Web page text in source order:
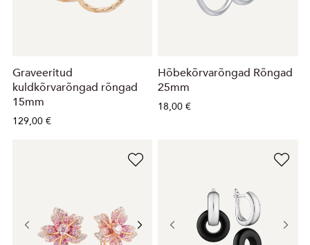
Graveeritud
kuldkõrvarõngad rõngad
15mm
129,00 €
Hõbekõrvarõngad Rõngad
25mm
18,00 €